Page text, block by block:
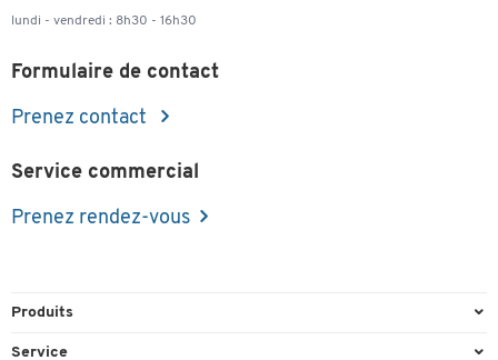
lundi - vendredi : 8h30 - 16h30
Formulaire de contact
Prenez contact
Service commercial
Prenez rendez-vous
Produits
Emballage et expédition
Service